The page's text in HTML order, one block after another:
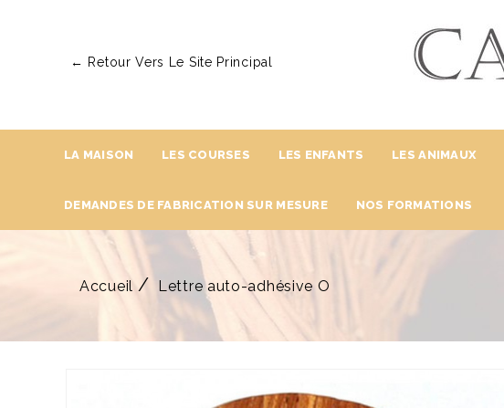
← Retour Vers Le Site Principal
LA MAISON LES COURSES LES ENFANTS LES ANIMAUX
DEMANDES DE FABRICATION SUR MESURE NOS FORMATIONS
Accueil Lettre auto-adhésive O